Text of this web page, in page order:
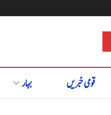
قومی خبریں بہار